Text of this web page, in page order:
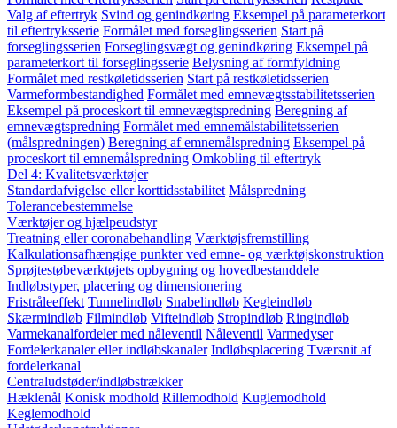
Valg af eftertryk Svind og genindkøring Eksempel på parameterkort
til eftertryksserie Formålet med forseglingsserien Start på
forseglingsserien Forseglingsvægt og genindkøring Eksempel på
parameterkort til forseglingsserie Belysning af formfyldning
Formålet med restkøletidsserien Start på restkøletidsserien
Varmeformbestandighed Formålet med emnevægtsstabilitetsserien
Eksempel på proceskort til emnevægtspredning Beregning af
emnevægtspredning Formålet med emnemålstabilitetsserien
(målspredningen) Beregning af emnemålspredning Eksempel på
proceskort til emnemålspredning Omkobling til eftertryk
Del 4: Kvalitetsværktøjer
Standardafvigelse eller korttidsstabilitet Målspredning
Tolerancebestemmelse
Værktøjer og hjælpeudstyr
Treatning eller coronabehandling Værktøjsfremstilling
Kalkulationsafhængige punkter ved emne- og værktøjskonstruktion
Sprøjtestøbeværktøjets opbygning og hovedbestanddele
Indløbstyper, placering og dimensionering
Fristråleeffekt Tunnelindløb Snabelindløb Kegleindløb
Skærmindløb Filmindløb Vifteindløb Stropindløb Ringindløb
Varmekanalfordeler med nåleventil Nåleventil Varmedyser
Fordelerkanaler eller indløbskanaler Indløbsplacering Tværsnit af
fordelerkanal
Centraludstøder/indløbstrækker
Hæklenål Konisk modhold Rillemodhold Kuglemodhold
Keglemodhold